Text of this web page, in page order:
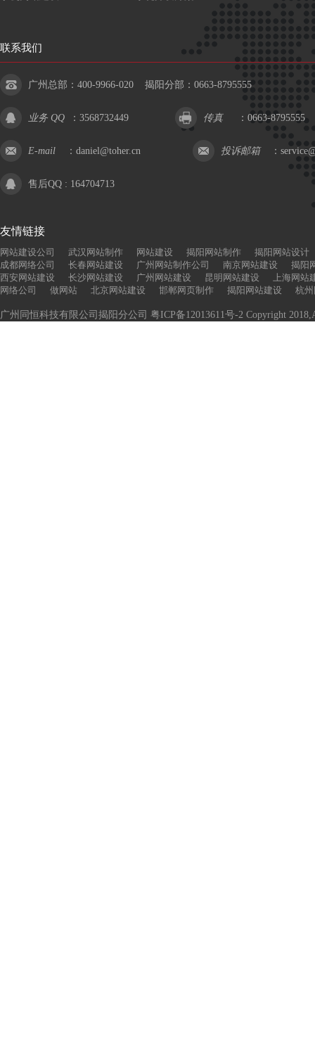
联系我们
广州总部：400-9966-020 揭阳分部：0663-8795555
业务 QQ ： 3568732449 传真 ：0663-8795555
E-mail ： daniel@toher.cn 投诉邮箱 ：
售后QQ : 164704713
友情链接
网站建设公司 武汉网站制作 网站建设 揭阳网站制作
揭阳网站设计
成都网络公司
长春网站建设 广州网站制作公司 南京网站建设
揭阳
西安网站建设
长沙网站建设 广州网站建设 昆明网站建设
上海网站
网络公司
做网站 北京网站建设 邯郸网页制作 揭阳网站建设 杭
广州同恒科技有限公司揭阳分公司 粤ICP备12013611号-2 Copyright